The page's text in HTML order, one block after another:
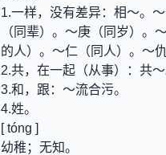
1.一样，没有差异：相～。
（同辈）。～庚（同岁）。
的人）。～仁（同人）。～
2.共，在一起（从事）
：共
3.和，跟 ：～流合污。
4.姓。
[ tóng ]
幼稚；无知。